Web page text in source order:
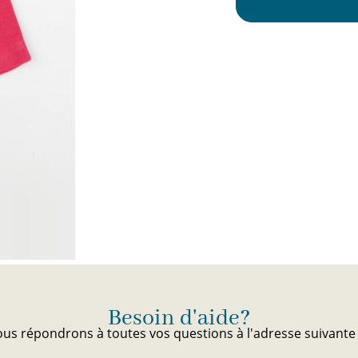
Besoin d'aide?
répondrons à toutes vos questions à l'adresse suivante